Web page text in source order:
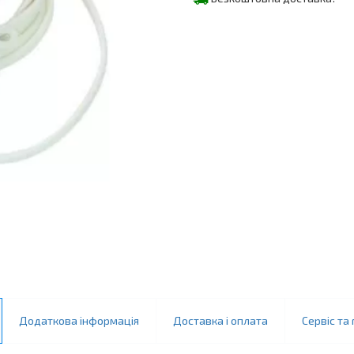
Додаткова інформація Доставка і оплата Сервіс та